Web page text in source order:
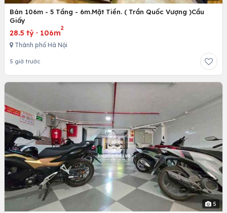
Bán 106m - 5 Tầng - 6m.Mặt Tiền. ( Trần Quốc Vượng )Cầu
Giấy
28.5 tỷ · 106m
2
Thành phố Hà Nội
5 giờ trước
5